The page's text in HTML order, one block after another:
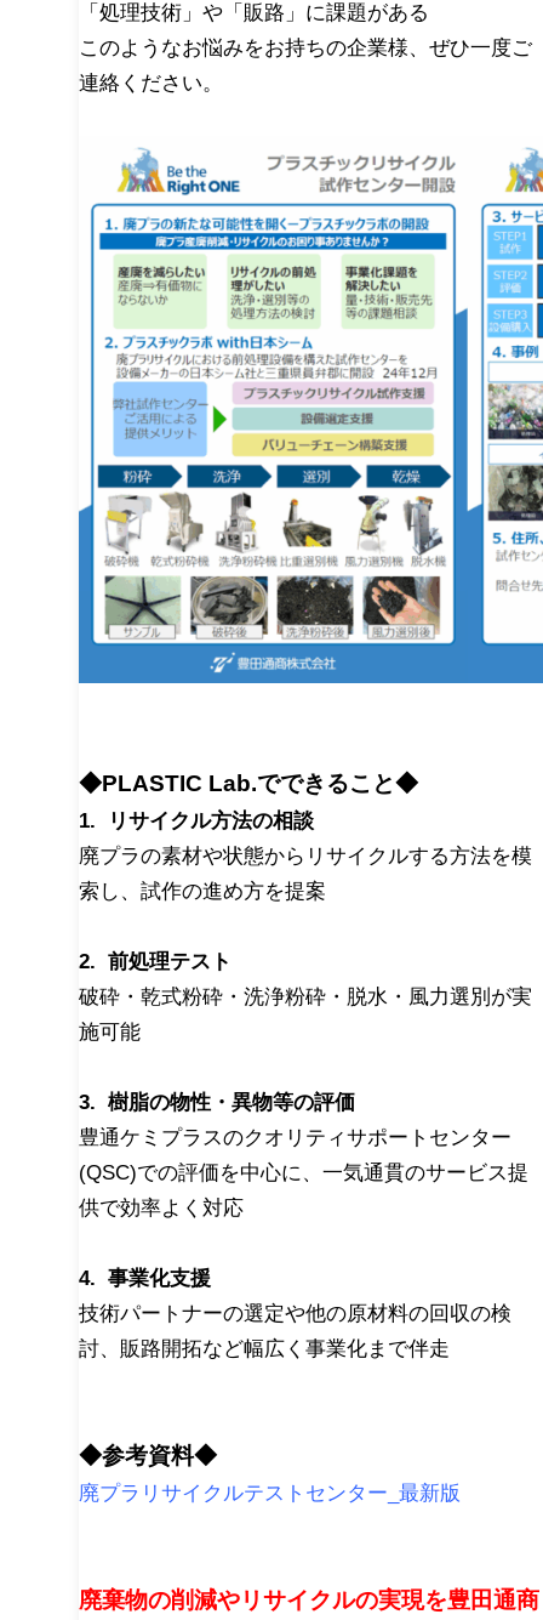
「処理技術」や「販路」に課題がある
このようなお悩みをお持ちの企業様、ぜひ一度ご
連絡ください。
◆PLASTIC Lab.でできること◆
1. リサイクル方法の相談
廃プラの素材や状態からリサイクルする方法を模
索し、試作の進め方を提案
2. 前処理テスト
破砕・乾式粉砕・洗浄粉砕・脱水・風力選別が実
施可能
3. 樹脂の物性・異物等の評価
豊通ケミプラスのクオリティサポートセンター
(QSC)での評価を中心に、一気通貫のサービス提
供で効率よく対応
4. 事業化支援
技術パートナーの選定や他の原材料の回収の検
討、販路開拓など幅広く事業化まで伴走
◆参考資料◆
廃プラリサイクルテストセンター_最新版
廃棄物の削減やリサイクルの実現を豊田通商